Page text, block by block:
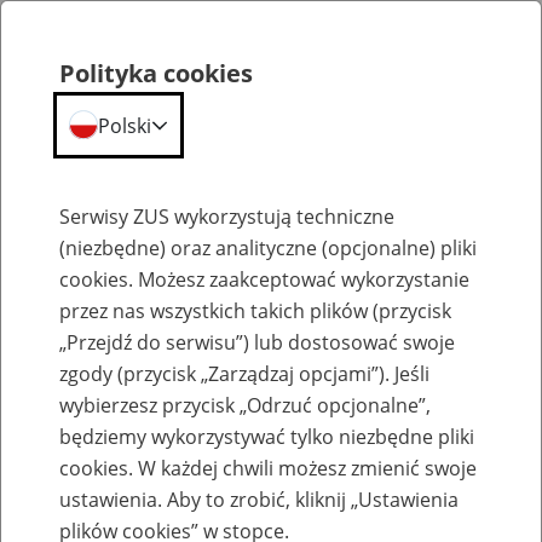
Emerytury
Baza zlikwidowanych lub
przekształconych zakładów pracy
Polityka cookies
Polski
Serwisy ZUS wykorzystują techniczne
(niezbędne) oraz analityczne (opcjonalne) pliki
cookies. Możesz zaakceptować wykorzystanie
przez nas wszystkich takich plików (przycisk
„Przejdź do serwisu”) lub dostosować swoje
zgody (przycisk „Zarządzaj opcjami”). Jeśli
wybierzesz przycisk „Odrzuć opcjonalne”,
będziemy wykorzystywać tylko niezbędne pliki
cookies. W każdej chwili możesz zmienić swoje
ustawienia. Aby to zrobić, kliknij „Ustawienia
plików cookies” w stopce.